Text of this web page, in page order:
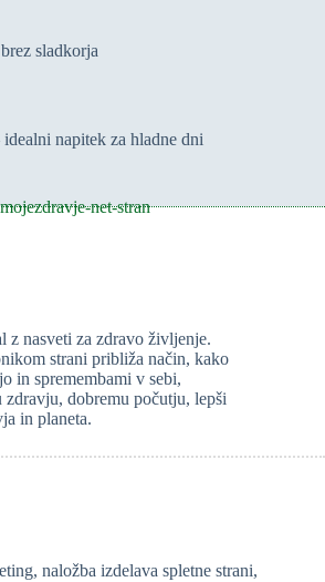
sladkorja
napitek za hladne dni
z nasveti za zdravo življenje.
strani približa način, kako
in spremembami v sebi,
dobremu počutju, lepši
in planeta.
naložba izdelava spletne strani,